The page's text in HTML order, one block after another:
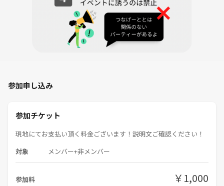
参加申し込み
参加チケット
現地にてお支払い頂く料金ございます！説明文ご確認ください！
対象 メンバー+非メンバー
参加料 ￥1,000